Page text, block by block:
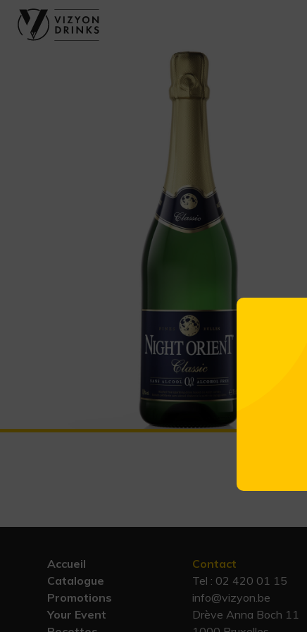
Accueil
Catalogue
Promotions
Your Event
Contact
Tel : 02 420 01 15
info@vizyon.be
Drève Anna Boch 11